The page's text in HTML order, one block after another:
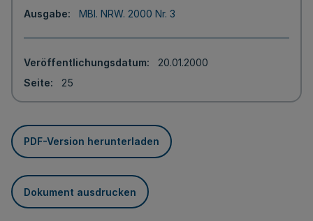
Ausgabe
MBl. NRW. 2000 Nr. 3
Veröffentlichungsdatum
20.01.2000
Seite
25
PDF-Version herunterladen
Dokument ausdrucken